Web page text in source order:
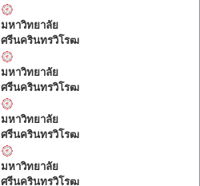
มหาวิทยาลัย
ศรีนครินทรวิโรฒ
มหาวิทยาลัย
ศรีนครินทรวิโรฒ
มหาวิทยาลัย
ศรีนครินทรวิโรฒ
มหาวิทยาลัย
ศรีนครินทรวิโรฒ